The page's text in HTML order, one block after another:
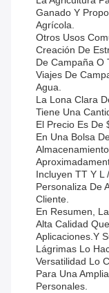
Ganado Y
Agrícola.
Otros Usos
Creación De
De Campaña O
Viajes De
Agua.
La Lona Clara
Tiene Una
El Precio Es De
En Una Bolsa
Incluyen TT Y L
Personaliza De
Cliente.
En Resumen,
Alta Calidad
Aplicaciones.y
Lágrimas Lo
Versatilidad Lo
Para Una
Personales.